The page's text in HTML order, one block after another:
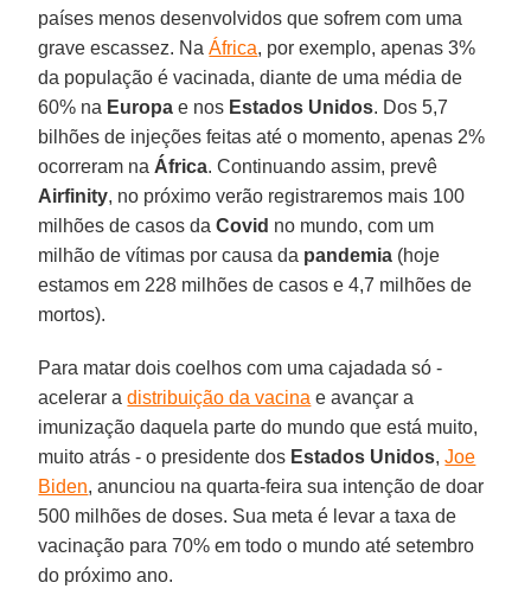
países menos desenvolvidos que sofrem com uma
grave escassez. NaÁfrica, por exemplo, apenas 3%
da população é vacinada, diante de uma média de
60% na Europa e nos Estados Unidos. Dos 5,7
bilhões de injeções feitas até o momento, apenas 2%
ocorreram na África. Continuando assim, prevê
Airfinity, no próximo verão registraremos mais 100
milhões de casos daCovid no mundo, com um
milhão de vítimas por causa da pandemia (hoje
estamos em 228 milhões de casos e 4,7 milhões de
mortos).
Para matar dois coelhos com uma cajadada só -
acelerar adistribuição da vacina e avançar a
imunização daquela parte do mundo que está muito,
muito atrás - o presidente dos Estados Unidos,Joe
Biden, anunciou na quarta-feira sua intenção de doar
500 milhões de doses. Sua meta é levar a taxa de
vacinação para 70% em todo o mundo até setembro
do próximo ano.